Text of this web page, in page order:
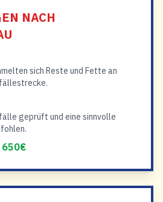
NACH
sich Reste und Fette an
geprüft und eine sinnvolle
650€